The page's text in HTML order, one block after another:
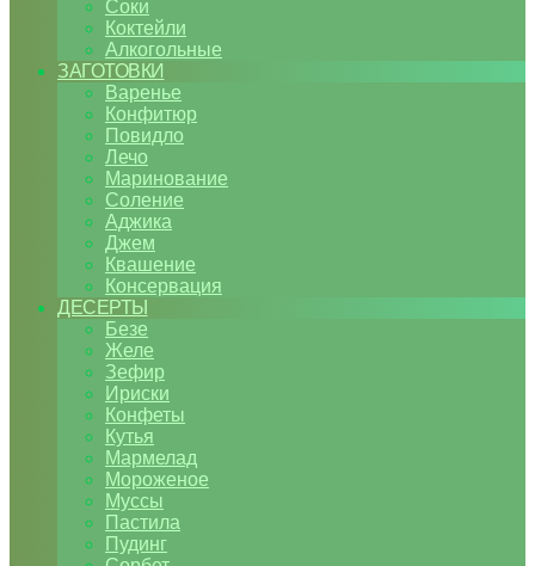
Соки
Коктейли
Алкогольные
ЗАГОТОВКИ
Варенье
Конфитюр
Повидло
Лечо
Маринование
Соление
Аджика
Джем
Квашение
Консервация
ДЕСЕРТЫ
Безе
Желе
Зефир
Ириски
Конфеты
Кутья
Мармелад
Мороженое
Муссы
Пастила
Пудинг